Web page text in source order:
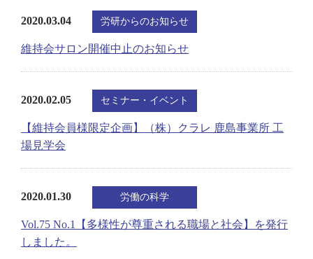
2020.03.04 労研からのお知らせ
維持会サロン開催中止のお知らせ
2020.02.05 セミナー・イベント
【維持会員様限定企画】（株）クラレ 鹿島事業所 工
場見学会
2020.01.30 労働の科学
Vol.75 No.1【多様性が尊重される職場と社会】を発行
しました。